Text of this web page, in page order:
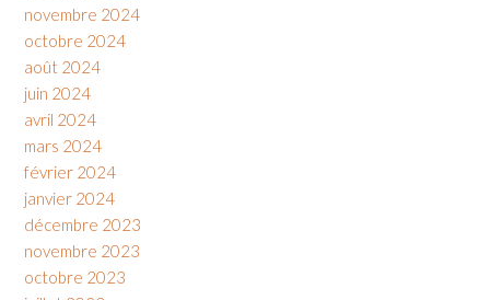
novembre 2024
octobre 2024
août 2024
juin 2024
avril 2024
mars 2024
février 2024
janvier 2024
décembre 2023
novembre 2023
octobre 2023